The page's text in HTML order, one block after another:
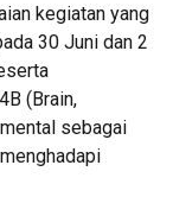
kegiatan yang
30 Juni dan 2
(Brain,
sebagai